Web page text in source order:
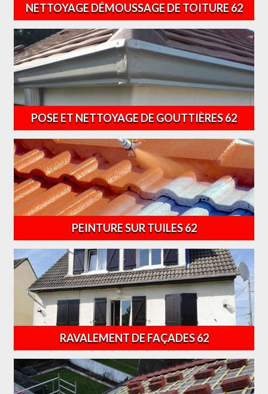
NETTOYAGE DÉMOUSSAGE DE TOITURE 62
POSE ET NETTOYAGE DE GOUTTIÈRES 62
PEINTURE SUR TUILES 62
RAVALEMENT DE FAÇADES 62